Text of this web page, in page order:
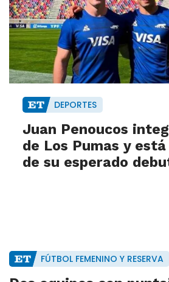
DEPORTES
Juan Penoucos
de Los Pumas y
de su esperado
FÚTBOL FEMENINO Y RESERVA